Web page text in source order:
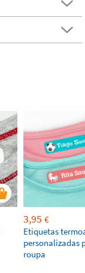
3,95 €
Etiquetas
personalizadas
roupa